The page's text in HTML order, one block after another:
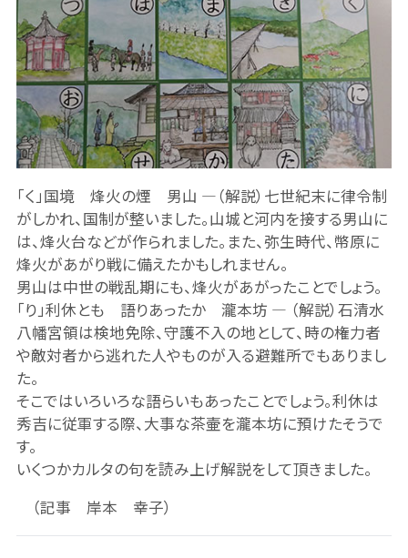
「く」国境 烽火の煙 男山 ―（解説）七世紀末に律令制
がしかれ、国制が整いました。山城と河内を接する男山に
は、烽火台などが作られました。また、弥生時代、幣原に
烽火があがり戦に備えたかもしれません。
男山は中世の戦乱期にも、烽火があがったことでしょう。
「り」利休とも 語りあったか 瀧本坊 ― （解説）石清水
八幡宮領は検地免除、守護不入の地として、時の権力者
や敵対者から逃れた人やものが入る避難所でもありまし
た。
そこではいろいろな語らいもあったことでしょう。利休は
秀吉に従軍する際、大事な茶壷を瀧本坊に預けたそうで
す。
いくつかカルタの句を読み上げ解説をして頂きました。
（記事 岸本 幸子）